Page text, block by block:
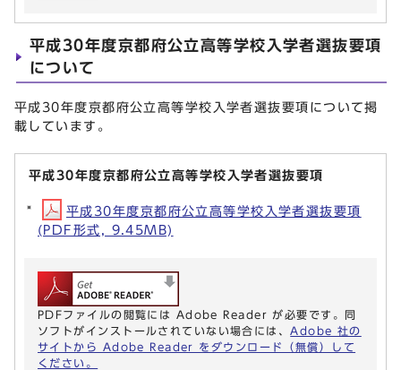
平成30年度京都府公立高等学校入学者選抜要項
について
平成30年度京都府公立高等学校入学者選抜要項について掲
載しています。
平成30年度京都府公立高等学校入学者選抜要項
平成30年度京都府公立高等学校入学者選抜要項
(PDF形式, 9.45MB)
PDFファイルの閲覧には Adobe Reader が必要です。同
ソフトがインストールされていない場合には、Adobe 社の
サイトから Adobe Reader をダウンロード（無償）して
ください。